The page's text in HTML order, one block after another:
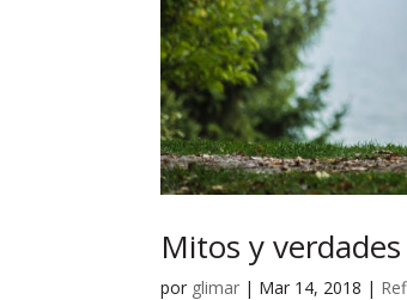
Mitos y
por glimar | Mar 14, 2018 |